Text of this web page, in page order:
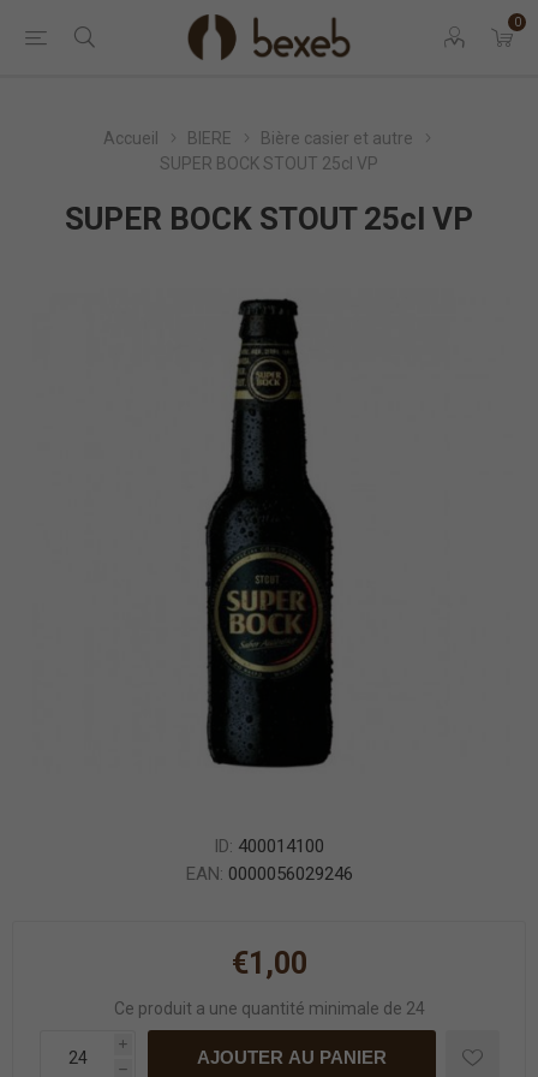
0
Accueil BIERE
Bière casier et autre
SUPER BOCK STOUT 25cl VP
SUPER BOCK STOUT 25cl VP
ID: 400014100
EAN: 0000056029246
€1,00
Ce produit a une quantité minimale de 24
i
h
AJOUTER AU PANIER